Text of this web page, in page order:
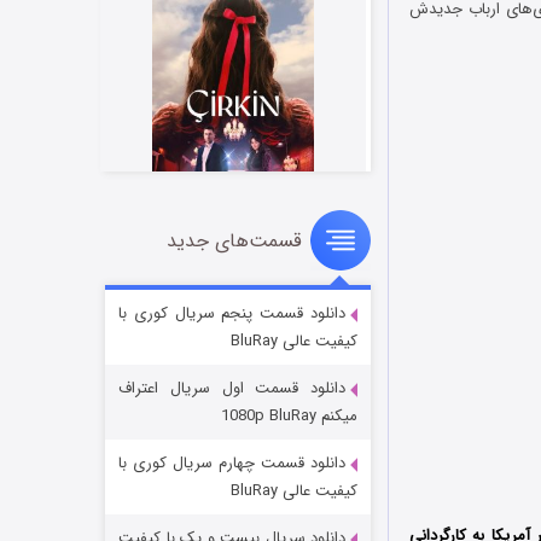
ارباب جدیدش
2022 کشور آمریکا به کارگردانی
سریال زشت
قسمت۲ (زیرنویس) منتشر شد
قسمت‌های جدید
دانلود قسمت پنجم سریال کوری با
کیفیت عالی BluRay
دانلود قسمت اول سریال اعتراف
میکنم 1080p BluRay
دانلود قسمت چهارم سریال کوری با
کیفیت عالی BluRay